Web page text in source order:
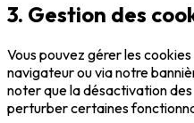
3. Gestion des
Vous pouvez gérer les
navigateur ou via notre
noter que la désactivation
perturber certaines